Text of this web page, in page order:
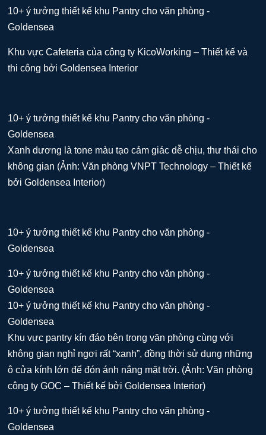
Khu vực Cafeteria của công ty KicoWorking – Thiết kế và
thi công bởi Goldensea Interior
Xanh dương là tone màu tạo cảm giác dễ chịu, thư thái cho
không gian (Ảnh: Văn phòng VNPT Technology – Thiết kế
bởi Goldensea Interior)
Khu vực pantry kín đáo bên trong văn phòng cùng với
không gian nghỉ ngơi rất “xanh”, đồng thời sử dụng những
ô cửa kính lớn để đón ánh nắng mặt trời. (Ảnh: Văn phòng
công ty GOC – Thiết kế bởi Goldensea Interior)